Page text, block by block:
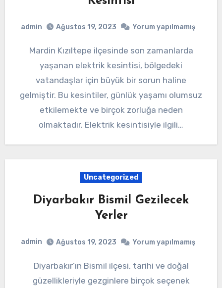
admin Ağustos 19, 2023 Yorum yapılmamış
Mardin Kızıltepe ilçesinde son zamanlarda
yaşanan elektrik kesintisi, bölgedeki
vatandaşlar için büyük bir sorun haline
gelmiştir. Bu kesintiler, günlük yaşamı olumsuz
etkilemekte ve birçok zorluğa neden
olmaktadır. Elektrik kesintisiyle ilgili…
Uncategorized
Diyarbakır Bismil Gezilecek
Yerler
admin Ağustos 19, 2023 Yorum yapılmamış
Diyarbakır’ın Bismil ilçesi, tarihi ve doğal
güzellikleriyle gezginlere birçok seçenek